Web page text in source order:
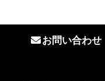
お問い合わせ